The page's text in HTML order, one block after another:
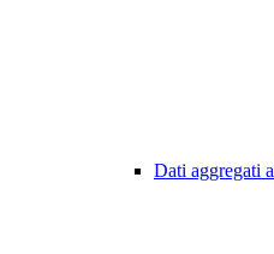
Dati aggregati